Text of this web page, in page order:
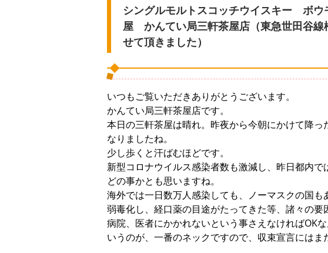
シングルモルトスコッチウイスキー
屋 かんてい局三軒茶屋店（東急世田谷線
せて頂きました）
いつもご覧いただきありがとうございます。
かんてい局三軒茶屋店です。
本日の三軒茶屋は晴れ。昨夜から今朝にかけて降
なりましたね。
少し歩くと汗ばむほどです。
新型コロナウイルス感染者数も激減し、昨日都内
どの事かとも思いますね。
海外では一日数万人感染しても、ノーマスクの国
弱毒化し、経口薬の目途がたってきた等、諸々の要
病院、医者にかかれないという事さえなければOK
いうのが、一番のネックですので、収束宣言にはま